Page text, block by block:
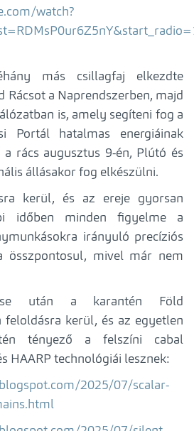
watch?
más csillagfaj elkezdte
Rácsot a Naprendszerben, majd
is, amely segíteni fog a
Portál hatalmas energiáinak
a rács augusztus 9-én, Plútó és
állásakor fog elkészülni.
kerül, és az ereje gyorsan
időben minden figyelme a
irányuló precíziós
összpontosul, mivel már nem
után a karantén Föld
feloldásra kerül, és az egyetlen
tényező a felszíni cabal
HAARP technológiái lesznek:
2025/07/scalar-